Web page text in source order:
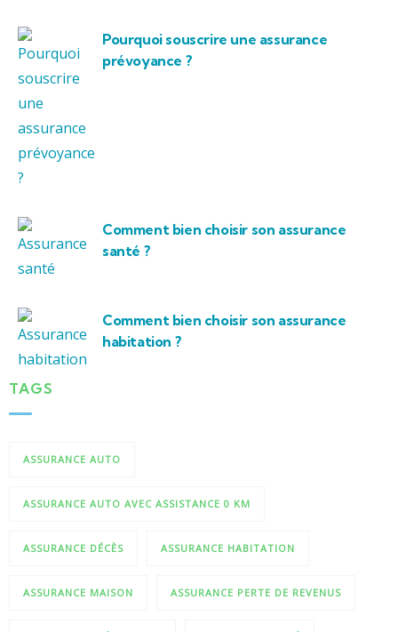
Pourquoi souscrire une assurance
prévoyance ?
Comment bien choisir son assurance
santé ?
Comment bien choisir son assurance
habitation ?
TAGS
ASSURANCE AUTO
ASSURANCE AUTO AVEC ASSISTANCE 0 KM
ASSURANCE DÉCÈS ASSURANCE HABITATION
ASSURANCE MAISON ASSURANCE PERTE DE REVENUS